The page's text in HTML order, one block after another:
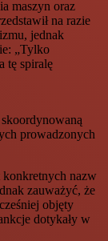
maszyn oraz
na razie
jednak
„Tylko
tę spiralę
prowadzonych
konkretnych nazw
zauważyć, że
objęty
dotykały w